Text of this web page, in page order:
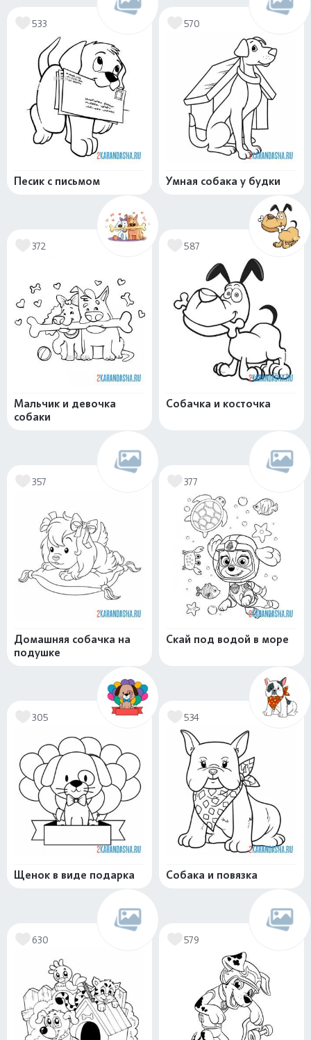
533
Песик с письмом
570
Умная собака у будки
372
Мальчик и девочка
собаки
587
Собачка и косточка
357
Домашняя собачка на
подушке
377
Скай под водой в море
305
Щенок в виде подарка
534
Собака и повязка
630 579